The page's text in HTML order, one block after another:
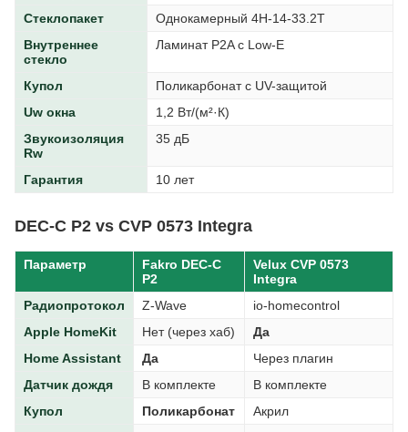
Стеклопакет
Однокамерный 4H-14-33.2T
Внутреннее
стекло
Ламинат P2A с Low-E
Купол
Поликарбонат с UV-защитой
Uw окна
1,2 Вт/(м²·К)
Звукоизоляция
Rw
35 дБ
Гарантия 10 лет
DEC-C P2 vs CVP 0573 Integra
Параметр
Fakro DEC-C
P2
Velux CVP 0573
Integra
Радиопротокол
Z-Wave
io-homecontrol
Apple HomeKit
Нет (через хаб)
Да
Home Assistant
Да
Через плагин
Датчик дождя
В комплекте
В комплекте
Купол
Поликарбонат
Акрил